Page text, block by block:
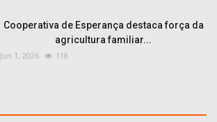
Cooperativa de Esperança destaca força da
agricultura familiar...
Jun 1, 2026 118